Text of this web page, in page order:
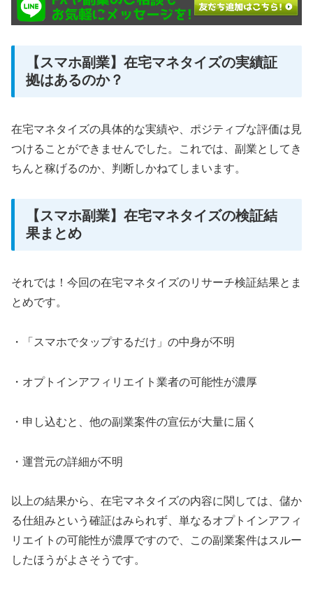
【スマホ副業】在宅マネタイズの実績証
拠はあるのか？
在宅マネタイズの具体的な実績や、ポジティブな評価は見
つけることができませんでした。これでは、副業としてき
ちんと稼げるのか、判断しかねてしまいます。
【スマホ副業】在宅マネタイズの検証結
果まとめ
それでは！今回の在宅マネタイズのリサーチ検証結果とま
とめです。
・「スマホでタップするだけ」の中身が不明
・オプトインアフィリエイト業者の可能性が濃厚
・申し込むと、他の副業案件の宣伝が大量に届く
・運営元の詳細が不明
以上の結果から、在宅マネタイズの内容に関しては、儲か
る仕組みという確証はみられず、単なるオプトインアフィ
リエイトの可能性が濃厚ですので、この副業案件はスルー
したほうがよさそうです。